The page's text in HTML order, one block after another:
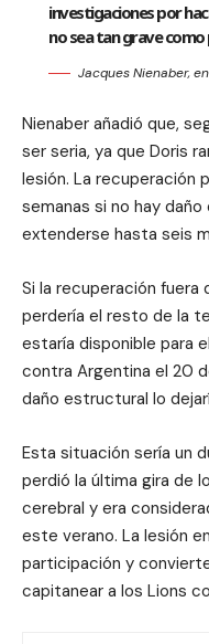
investigaciones por
no sea tan grave como
Jacques Nienaber,
Nienaber añadió que,
ser seria, ya que Doris
lesión. La recuperación
semanas si no hay
extenderse hasta seis
Si la recuperación fuera
perdería el resto de la
estaría disponible para
contra Argentina el 20
daño estructural lo
Esta situación sería un
perdió la última gira de
cerebral y era
este verano. La lesión
participación y
capitanear a los Lions